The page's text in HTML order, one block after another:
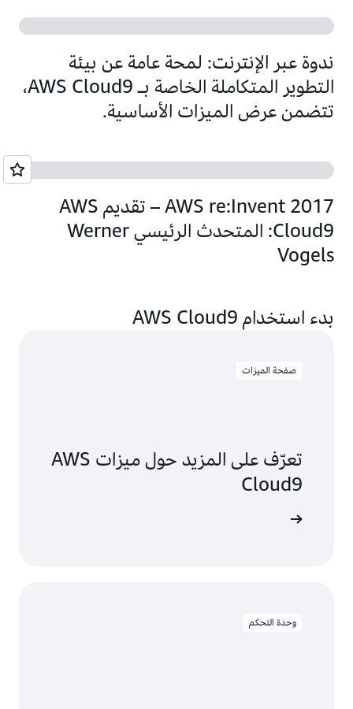
ندوة عبر الإنترنت: لمحة عامة عن بيئة
التطوير المتكاملة الخاصة بـ AWS Cloud9،
تتضمن عرض الميزات الأساسية.
AWS re:Invent 2017 – تقديم AWS
Cloud9: المتحدث الرئيسي Werner
Vogels
بدء استخدام AWS Cloud9
صفحة الميزات
تعرّف على المزيد حول ميزات AWS
Cloud9
وحدة التحكم